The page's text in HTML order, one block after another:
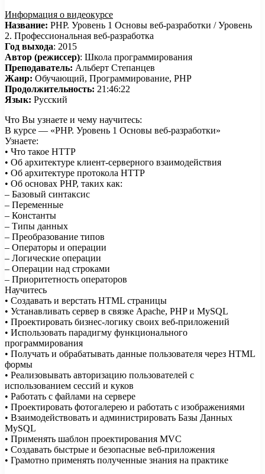
Информация о видеокурсе
Название: PHP. Уровень 1 Основы веб-разработки / Уровень
2. Профессиональная веб-разработка
Год выхода: 2015
Автор (режиссер): Школа программирования
Преподаватель: Альберт Степанцев
Жанр: Обучающий, Программирование, PHP
Продолжительность: 21:46:22
Язык: Русский
Что Вы узнаете и чему научитесь:
В курсе — «PHP. Уровень 1 Основы веб-разработки»
Узнаете:
• Что такое HTTP
• Об архитектуре клиент-серверного взаимодействия
• Об архитектуре протокола HTTP
• Об основах PHP, таких как:
– Базовый синтаксис
– Переменные
– Константы
– Типы данных
– Преобразование типов
– Операторы и операции
– Логические операции
– Операции над строками
– Приоритетность операторов
Научитесь
• Создавать и верстать HTML страницы
• Устанавливать сервер в связке Apache, PHP и MySQL
• Проектировать бизнес-логику своих веб-приложений
• Использовать парадигму функционального
программирования
• Получать и обрабатывать данные пользователя через HTML
формы
• Реализовывать авторизацию пользователей с
использованием сессий и куков
• Работать с файлами на сервере
• Проектировать фотогалерею и работать с изображениями
• Взаимодействовать и администрировать Базы Данных
MySQL
• Применять шаблон проектирования MVC
• Создавать быстрые и безопасные веб-приложения
• Грамотно применять полученные знания на практике